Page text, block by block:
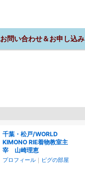
お問い合わせ＆お申し込み
千葉・松戸/WORLD
KIMONO RIE着物教室主
宰 山崎理恵
プロフィール ｜ ピグの部屋